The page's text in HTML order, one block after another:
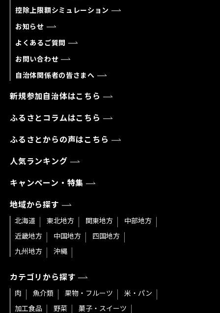
控除上限額シミュレーション
お知らせ
よくあるご質問
お問い合わせ
自治体関係者の皆さまへ
新規参加自治体はこちら
ふるさとコラムはこちら
ふるさとからの声はこちら
人気ランキング
キャンペーン・特集
地域から探す
北海道 東北地方 関東地方
中部地方
近畿地方
中国地方
四国地方
九州地方
沖縄
カテゴリから探す
肉 魚介類 果物・フルーツ
米・パン
加工食品
野菜
菓子・スイーツ